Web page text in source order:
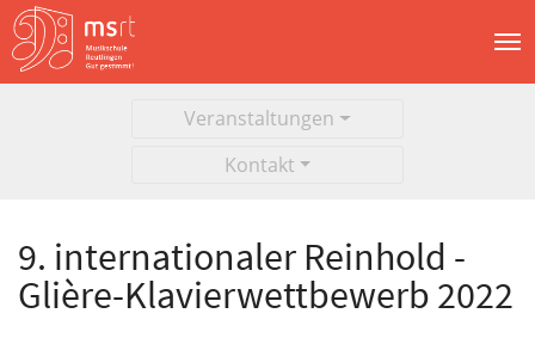
Veranstaltungen
Kontakt
9. internationaler Reinhold -
Glière-Klavierwettbewerb 2022